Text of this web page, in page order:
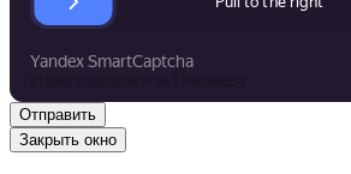
Закрыть окно